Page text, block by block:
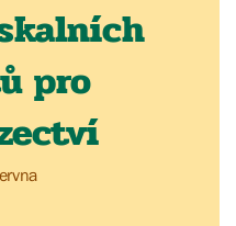
pro